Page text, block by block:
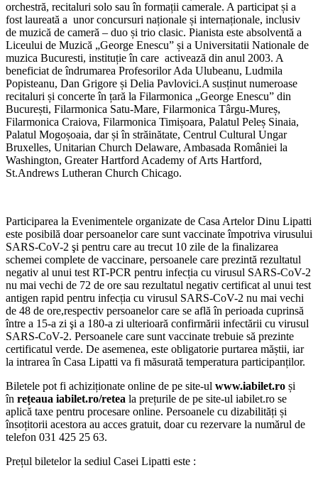
orchestră, recitaluri solo sau în formații camerale. A participat și a
fost laureată a unor concursuri naționale și internaționale, inclusiv
de muzică de cameră – duo și trio clasic. Pianista este absolventă a
Liceului de Muzică „George Enescu” și a Universitatii Nationale de
muzica Bucuresti, instituție în care activează din anul 2003. A
beneficiat de îndrumarea Profesorilor Ada Ulubeanu, Ludmila
Popisteanu, Dan Grigore și Delia Pavlovici.A susținut numeroase
recitaluri și concerte în țară la Filarmonica „George Enescu” din
București, Filarmonica Satu-Mare, Filarmonica Târgu-Mureș,
Filarmonica Craiova, Filarmonica Timișoara, Palatul Peleș Sinaia,
Palatul Mogoșoaia, dar și în străinătate, Centrul Cultural Ungar
Bruxelles, Unitarian Church Delaware, Ambasada României la
Washington, Greater Hartford Academy of Arts Hartford,
St.Andrews Lutheran Church Chicago.
Participarea la Evenimentele organizate de Casa Artelor Dinu Lipatti
este posibilă doar persoanelor care sunt vaccinate împotriva virusului
SARS-CoV-2 şi pentru care au trecut 10 zile de la finalizarea
schemei complete de vaccinare, persoanele care prezintă rezultatul
negativ al unui test RT-PCR pentru infecția cu virusul SARS-CoV-2
nu mai vechi de 72 de ore sau rezultatul negativ certificat al unui test
antigen rapid pentru infecția cu virusul SARS-CoV-2 nu mai vechi
de 48 de ore,respectiv persoanelor care se află în perioada cuprinsă
între a 15-a zi şi a 180-a zi ulterioară confirmării infectării cu virusul
SARS-CoV-2. Persoanele care sunt vaccinate trebuie să prezinte
certificatul verde. De asemenea, este obligatorie purtarea măștii, iar
la intrarea în Casa Lipatti va fi măsurată temperatura participanților.
Biletele pot fi achiziționate online de pe site-ul www.iabilet.ro și
în rețeaua iabilet.ro/retea la prețurile de pe site-ul iabilet.ro se
aplică taxe pentru procesare online. Persoanele cu dizabilități și
însoțitorii acestora au acces gratuit, doar cu rezervare la numărul de
telefon 031 425 25 63.
Prețul biletelor la sediul Casei Lipatti este :